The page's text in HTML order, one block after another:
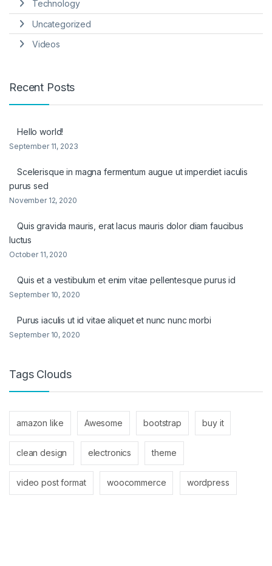
Technology
Uncategorized
Videos
Recent Posts
Hello world!
September 11, 2023
Scelerisque in magna fermentum augue ut imperdiet iaculis
purus sed
November 12, 2020
Quis gravida mauris, erat lacus mauris dolor diam faucibus
luctus
October 11, 2020
Quis et a vestibulum et enim vitae pellentesque purus id
September 10, 2020
Purus iaculis ut id vitae aliquet et nunc nunc morbi
September 10, 2020
Tags Clouds
amazon like Awesome bootstrap buy it
clean design electronics theme
video post format woocommerce wordpress